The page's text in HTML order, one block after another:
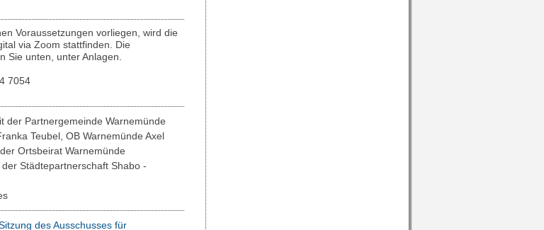
Voraussetzungen vorliegen, wird die
via Zoom stattfinden. Die
Sie unten, unter Anlagen.
7054
der Partnergemeinde Warnemünde
Teubel, OB Warnemünde Axel
Ortsbeirat Warnemünde
Städtepartnerschaft Shabo -
des Ausschusses für